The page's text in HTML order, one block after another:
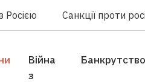
Росією Санкції проти
Війна
з
Банкрутство